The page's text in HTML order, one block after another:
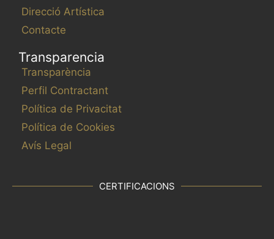
Direcció Artística
Contacte
Transparencia
Transparència
Perfil Contractant
Política de Privacitat
Política de Cookies
Avís Legal
CERTIFICACIONS